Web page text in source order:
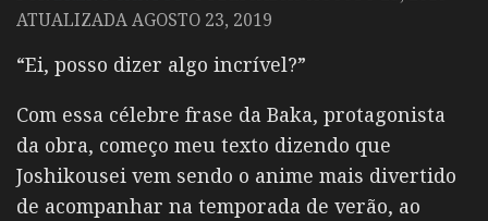
ATUALIZADAAGOSTO 23, 2019
“Ei, posso dizer algo incrível?”
Com essa célebre frase da Baka, protagonista
da obra, começo meu texto dizendo que
Joshikousei vem sendo o anime mais divertido
de acompanhar na temporada de verão, ao